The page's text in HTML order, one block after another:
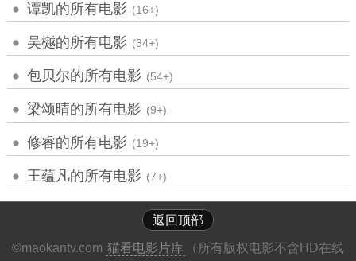
谭凯的所有电影 (16+)
吴樾的所有电影 (34+)
包贝尔的所有电影 (54+)
梁颂晴的所有电影 (9+)
修睿的所有电影 (19+)
王蕴凡的所有电影 (7+)
返回顶部
©maokantv.com 猫看电影片库
（所有版权电影不含HD在线